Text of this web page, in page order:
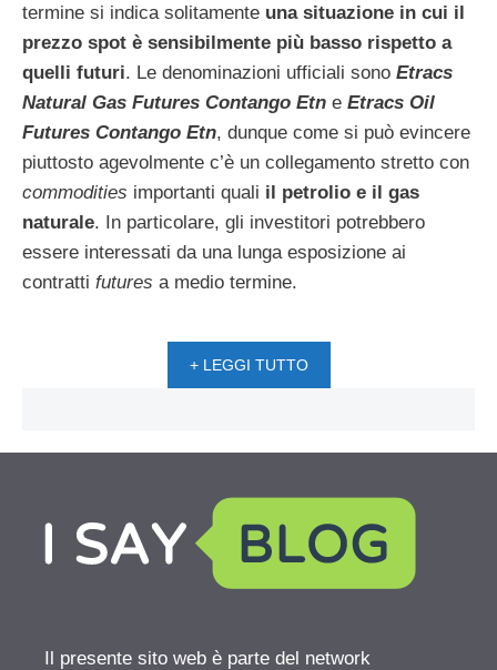
termine si indica solitamente una situazione in cui il
prezzo spot è sensibilmente più basso rispetto a
quelli futuri. Le denominazioni ufficiali sono Etracs
Natural Gas Futures Contango Etn e Etracs Oil
Futures Contango Etn, dunque come si può evincere
piuttosto agevolmente c’è un collegamento stretto con
commodities importanti quali il petrolio e il gas
naturale. In particolare, gli investitori potrebbero
essere interessati da una lunga esposizione ai
contratti futures a medio termine.
+ LEGGI TUTTO
Il presente sito web è parte del network